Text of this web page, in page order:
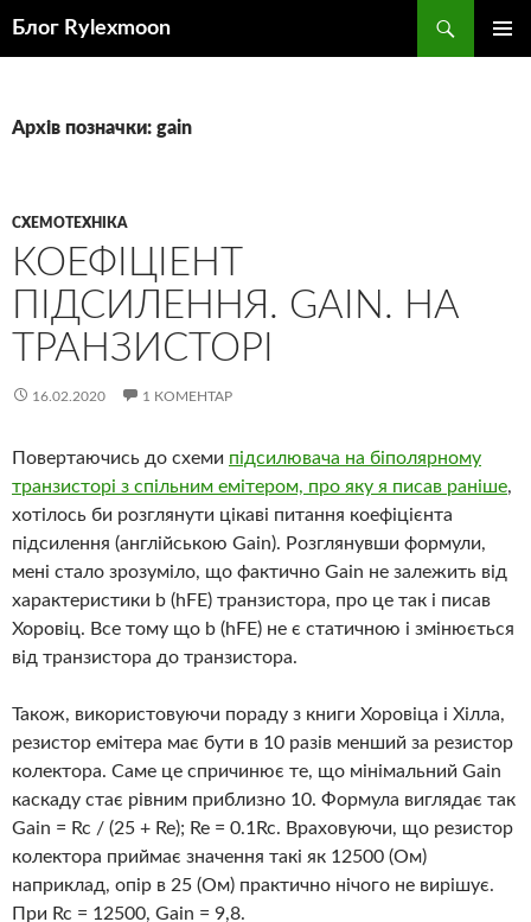
Блог Rylexmoon
Архів позначки: gain
СХЕМОТЕХНІКА
КОЕФІЦІЕНТ
ПІДСИЛЕННЯ. GAIN. НА
ТРАНЗИСТОРІ
16.02.2020 1 КОМЕНТАР
Повертаючись до схеми підсилювача на біполярному
транзисторі з спільним емітером, про яку я писав раніше,
хотілось би розглянути цікаві питання коефіцієнта
підсилення (англійською Gain). Розглянувши формули,
мені стало зрозуміло, що фактично Gain не залежить від
характеристики b (hFE) транзистора, про це так і писав
Хоровіц. Все тому що b (hFE) не є статичною і змінюється
від транзистора до транзистора.
Також, використовуючи пораду з книги Хоровіца і Хілла,
резистор емітера має бути в 10 разів менший за резистор
колектора. Саме це спричинює те, що мінімальний Gain
каскаду стає рівним приблизно 10. Формула виглядає так
Gain = Rc / (25 + Re); Re = 0.1Rc. Враховуючи, що резистор
колектора приймає значення такі як 12500 (Ом)
наприклад, опір в 25 (Ом) практично нічого не вирішує.
При Rc = 12500, Gain = 9,8.